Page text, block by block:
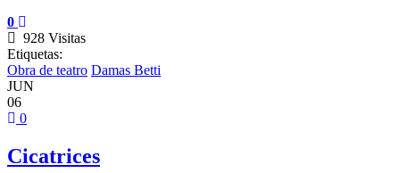
0
928 Visitas
Etiquetas:
Obra de teatro Damas Betti
JUN
06
0
Cicatrices